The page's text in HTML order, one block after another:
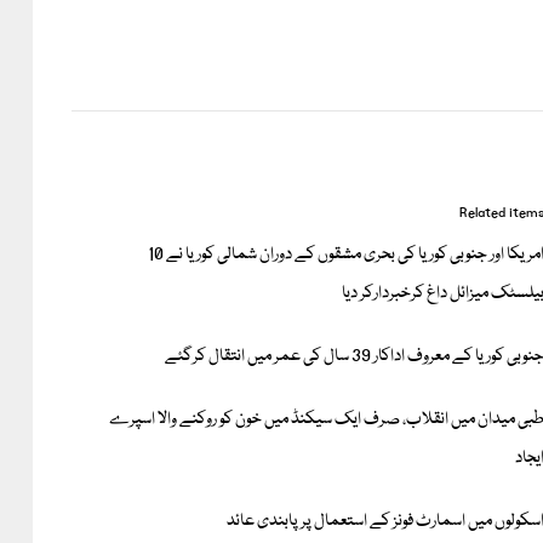
Related items
امریکا اور جنوبی کوریا کی بحری مشقوں کے دوران شمالی کوریا نے 10
بیلسٹک میزائل داغ کرخبردارکر دیا
جنوبی کوریا کے معروف اداکار 39 سال کی عمر میں انتقال کرگئے
طبی میدان میں انقلاب، صرف ایک سیکنڈ میں خون کو روکنے والا اسپرے
ایجاد
اسکولوں میں اسمارٹ فونز کے استعمال پر پابندی عائد